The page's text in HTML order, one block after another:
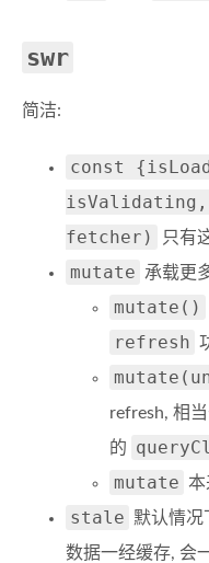
swr
简洁:
const
isValidating,
fetcher)
只有
mutate 承载更
mutate()
refresh
refresh, 相
的
mutate 本
stale 默认情况
数据一经缓存, 会